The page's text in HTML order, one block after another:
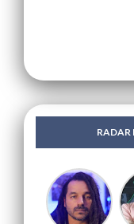
RADAR